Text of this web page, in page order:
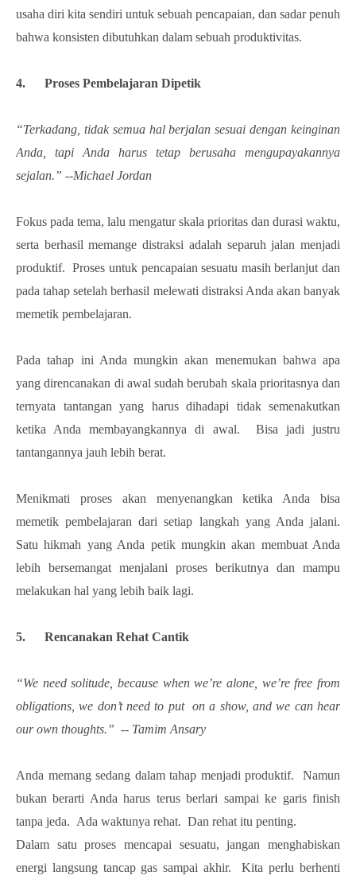
usaha diri kita sendiri untuk sebuah pencapaian, dan sadar penuh
bahwa konsisten dibutuhkan dalam sebuah produktivitas.
4. Proses Pembelajaran Dipetik
“Terkadang, tidak semua hal berjalan sesuai dengan keinginan
Anda, tapi Anda harus tetap berusaha mengupayakannya
sejalan.” --Michael Jordan
Fokus pada tema, lalu mengatur skala prioritas dan durasi waktu,
serta berhasil memange distraksi adalah separuh jalan menjadi
produktif. Proses untuk pencapaian sesuatu masih berlanjut dan
pada tahap setelah berhasil melewati distraksi Anda akan banyak
memetik pembelajaran.
Pada tahap ini Anda mungkin akan menemukan bahwa apa
yang direncanakan di awal sudah berubah skala prioritasnya dan
ternyata tantangan yang harus dihadapi tidak semenakutkan
ketika Anda membayangkannya di awal. Bisa jadi justru
tantangannya jauh lebih berat.
Menikmati proses akan menyenangkan ketika Anda bisa
memetik pembelajaran dari setiap langkah yang Anda jalani.
Satu hikmah yang Anda petik mungkin akan membuat Anda
lebih bersemangat menjalani proses berikutnya dan mampu
melakukan hal yang lebih baik lagi.
5. Rencanakan Rehat Cantik
“We need solitude, because when we’re alone, we’re free from
obligations, we don’t need to put on a show, and we can hear
our own thoughts.” -- Tamim Ansary
Anda memang sedang dalam tahap menjadi produktif. Namun
bukan berarti Anda harus terus berlari sampai ke garis finish
tanpa jeda. Ada waktunya rehat. Dan rehat itu penting.
Dalam satu proses mencapai sesuatu, jangan menghabiskan
energi langsung tancap gas sampai akhir. Kita perlu berhenti